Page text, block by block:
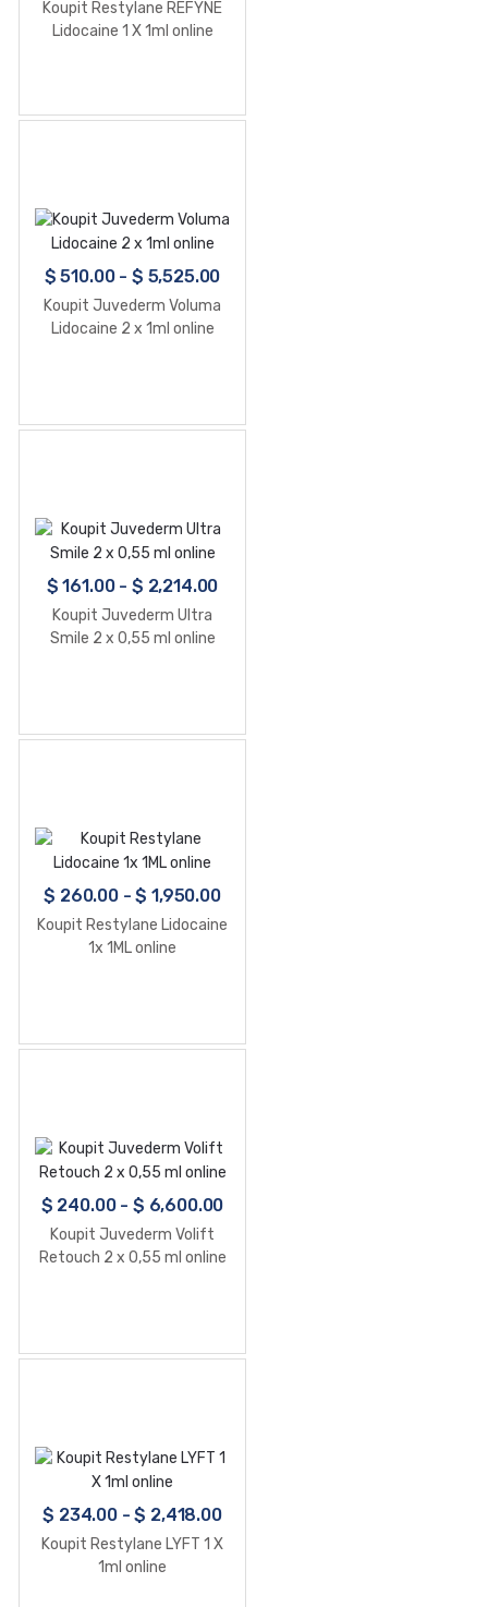
Koupit Restylane REFYNE
Lidocaine 1 X 1ml online
$ 510.00- $ 5,525.00
Koupit Juvederm Voluma
Lidocaine 2 x 1ml online
$ 161.00- $ 2,214.00
Koupit Juvederm Ultra
Smile 2 x 0,55 ml online
$ 260.00-$ 1,950.00
Koupit Restylane Lidocaine
1x 1ML online
$ 240.00- $ 6,600.00
Koupit Juvederm Volift
Retouch 2 x 0,55 ml online
$ 234.00-$ 2,418.00
Koupit Restylane LYFT 1 X
1ml online